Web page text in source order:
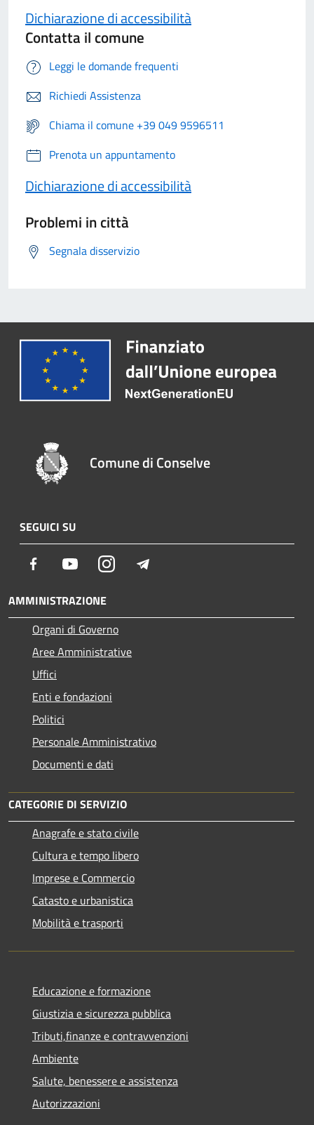
Dichiarazione di accessibilità
Contatta il comune
Leggi le domande frequenti
Richiedi Assistenza
Chiama il comune +39 049 9596511
Prenota un appuntamento
Dichiarazione di accessibilità
Problemi in città
Segnala disservizio
Comune di Conselve
SEGUICI SU
Facebook YoutubeInstagram
AMMINISTRAZIONE
Organi di Governo
Aree Amministrative
Uffici
Enti e fondazioni
Politici
Personale Amministrativo
Documenti e dati
CATEGORIE DI SERVIZIO
Anagrafe e stato civile
Cultura e tempo libero
Imprese e Commercio
Catasto e urbanistica
Mobilità e trasporti
Educazione e formazione
Giustizia e sicurezza pubblica
Tributi,finanze e contravvenzioni
Ambiente
Salute, benessere e assistenza
Autorizzazioni